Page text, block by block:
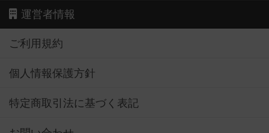
運営者情報
ご利用規約
個人情報保護方針
特定商取引法に基づく表記